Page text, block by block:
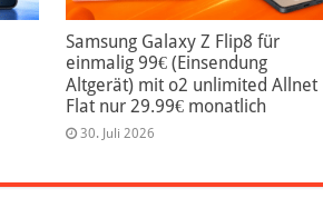
Samsung Galaxy Z Flip8 für
einmalig 99€ (Einsendung
Altgerät) mit o2 unlimited Allnet
Flat nur 29.99€ monatlich
30. Juli 2026